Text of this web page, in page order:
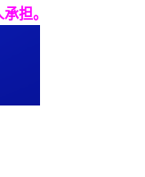
担。